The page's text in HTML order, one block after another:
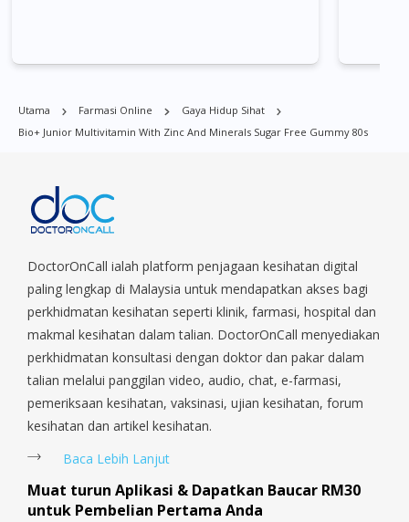
Kang, Clementi, Chinatown, Commonwealt, City Hall, Clarke
Quay, Changi Airport, Changi Village, Clementi Park, Dairy Farm,
Kallang/ Whampoa, Lim Chu Kang, Marine Parade, Marina,
Macpherson, Mandai, Newton, Novena, Orchard, Pasir Ris,
Rochor, River Valley, Sembawang, Sengkang, Serangoon,
Serangoon Rd, Seletar, Tampines, Toa Payoh, Tanjong Pagar,
Telok Blangah, Tanglin, Thomson, Tuas, Tengah, Upper East
Coast, Upper Bukit Timah, Upper Thomson, Woodlands, West
Coast, Yishun, Yio Chu Kang.
Utama Farmasi Online
Gaya Hidup Sihat
Bio+ Junior Multivitamin With Zinc And Minerals Sugar Free Gummy 80s
DoctorOnCall ialah platform penjagaan kesihatan digital
paling lengkap di Malaysia untuk mendapatkan akses bagi
perkhidmatan kesihatan seperti klinik, farmasi, hospital dan
makmal kesihatan dalam talian. DoctorOnCall menyediakan
perkhidmatan konsultasi dengan doktor dan pakar dalam
talian melalui panggilan video, audio, chat, e-farmasi,
pemeriksaan kesihatan, vaksinasi, ujian kesihatan, forum
kesihatan dan artikel kesihatan.
Baca Lebih Lanjut
Muat turun Aplikasi & Dapatkan Baucar RM30
untuk Pembelian Pertama Anda